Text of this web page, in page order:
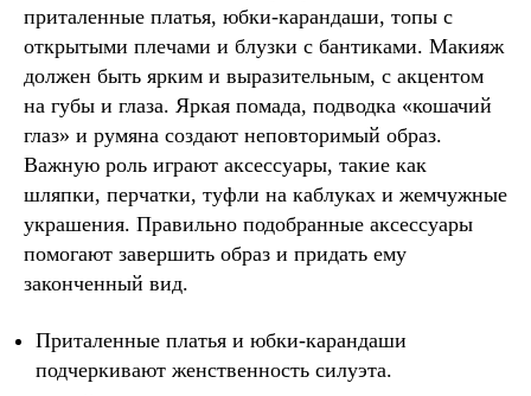
приталенные платья, юбки-карандаши, топы с
открытыми плечами и блузки с бантиками. Макияж
должен быть ярким и выразительным, с акцентом
на губы и глаза. Яркая помада, подводка «кошачий
глаз» и румяна создают неповторимый образ.
Важную роль играют аксессуары, такие как
шляпки, перчатки, туфли на каблуках и жемчужные
украшения. Правильно подобранные аксессуары
помогают завершить образ и придать ему
законченный вид.
Приталенные платья и юбки-карандаши
подчеркивают женственность силуэта.